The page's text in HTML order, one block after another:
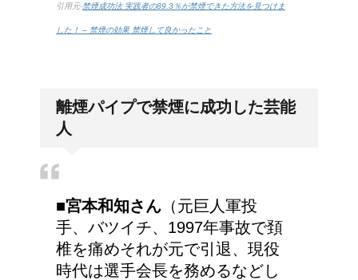
引用元-禁煙成功法 実践者の89.3％が禁煙できた方法を見つけま
した！ – 禁煙の効果 禁煙して良かったこと
離煙パイプで禁煙に成功した芸能
人
■宮本和知さん （元巨人軍投
手、バツイチ、1997年事故で頚
椎を痛めそれが元で引退、現役
時代は選手会長を務めるなどし